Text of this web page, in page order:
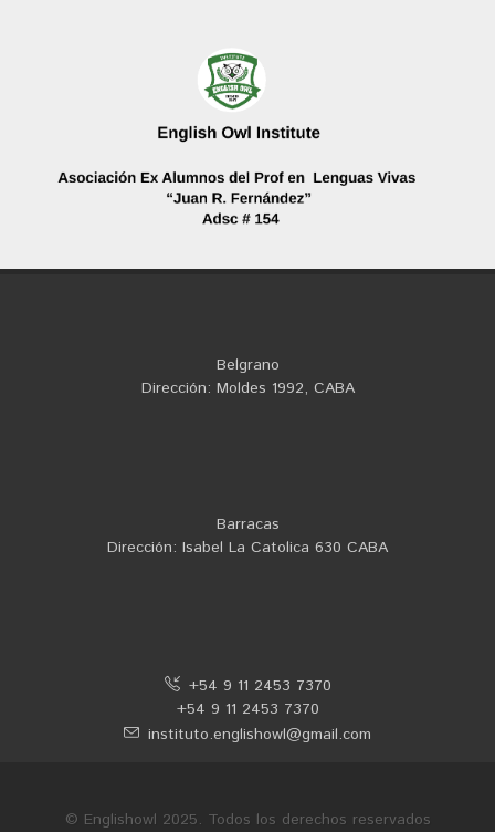
Belgrano
Dirección: Moldes 1992, CABA
Barracas
Dirección: Isabel La Catolica 630 CABA
+54 9 11 2453 7370
+54 9 11 2453 7370
instituto.englishowl@gmail.com
© Englishowl 2025. Todos los derechos reservados